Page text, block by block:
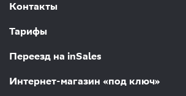
Контакты
Тарифы
Переезд на inSales
Интернет-магазин «под ключ»